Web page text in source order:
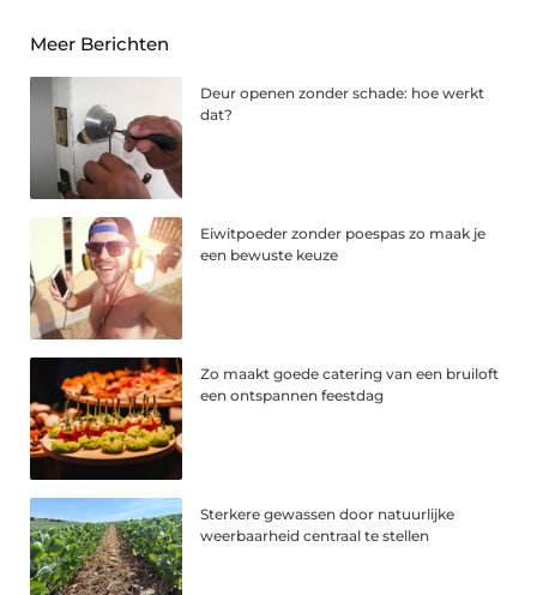
Meer Berichten
Deur openen zonder schade: hoe werkt
dat?
Eiwitpoeder zonder poespas zo maak je
een bewuste keuze
Zo maakt goede catering van een bruiloft
een ontspannen feestdag
Sterkere gewassen door natuurlijke
weerbaarheid centraal te stellen